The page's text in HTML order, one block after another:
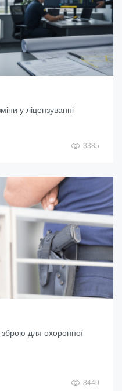
у ліцензуванні
3385
для охоронної
8449